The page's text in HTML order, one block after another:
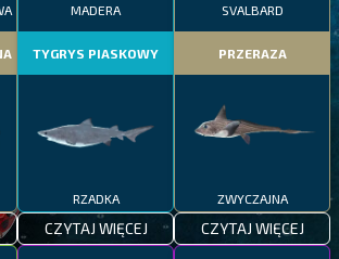
MADERA
TYGRYS PIASKOWY
RZADKA
CZYTAJ WIĘCEJ
SVALBARD
PRZERAZA
ZWYCZAJNA
CZYTAJ WIĘCEJ